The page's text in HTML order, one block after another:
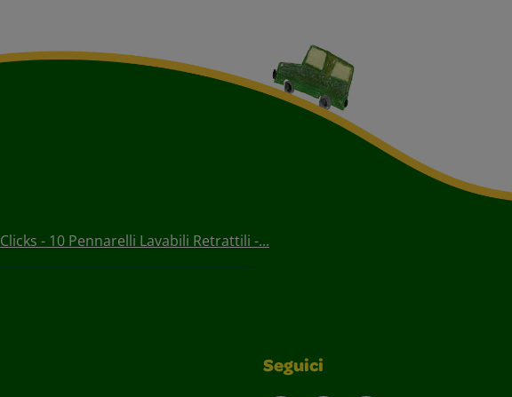
Clicks - 10 Pennarelli Lavabili Retrattili -...
Seguici